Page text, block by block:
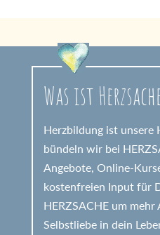
Was ist
Herzbildung ist unsere
bündeln wir bei
Angebote, Online-
kostenfreien Input für
HERZSACHE um
Selbstliebe in dein